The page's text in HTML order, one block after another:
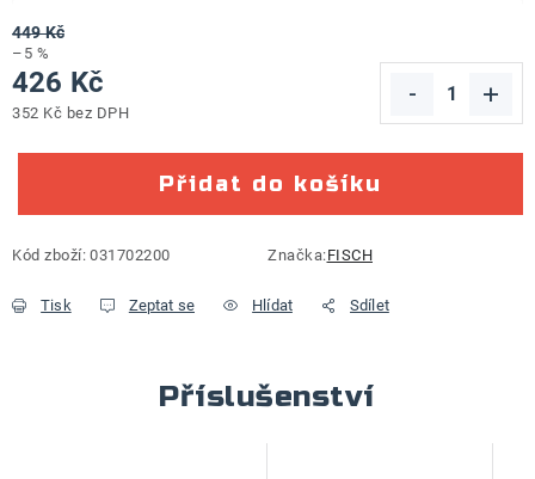
449 Kč
–5 %
426 Kč
352 Kč bez DPH
Přidat do košíku
Kód zboží: 031702200 Značka:FISCH
Tisk Zeptat se Hlídat Sdílet
Příslušenství